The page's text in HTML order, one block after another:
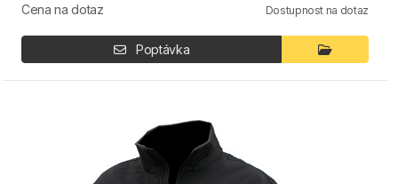
Cena na dotaz Dostupnost na dotaz
Poptávka